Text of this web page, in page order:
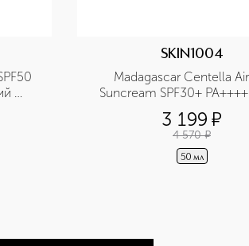
SKIN1004
Madagascar Centella
Suncream SPF30+
солнцезащитный легкий
мадагаскарской
3 199 ¤
4 570 ¤
50 мл